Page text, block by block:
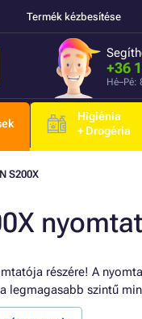
Termék kézbesítése
+36
Hé–Pé:
Higiénia
+ Drogéria
S200X
részére! A
legmagasabb szintű